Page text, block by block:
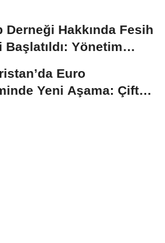
Derneği Hakkında Fesih
Başlatıldı: Yönetim
Euro
Yeni Aşama: Çift